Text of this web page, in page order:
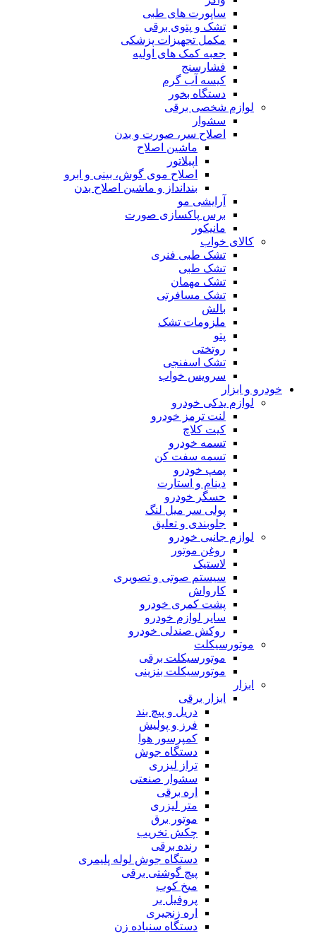
ساپورت های طبی
تشک و پتوی برقی
مکمل تجهیزات پزشکی
جعبه کمک های اولیه
فشارسنج
کیسه آب گرم
دستگاه بخور
لوازم شخصی برقی
سشوار
اصلاح سر، صورت و بدن
ماشین اصلاح
اپیلاتور
اصلاح موی گوش، بینی و ابرو
بندانداز و ماشین اصلاح بدن
آرایشی مو
برس پاکسازی صورت
مانیکور
کالای خواب
تشک طبی فنری
تشک طبی
تشک مهمان
تشک مسافرتی
بالش
ملزومات تشک
پتو
روتختی
تشک اسفنجی
سرویس خواب
خودرو و ابزار
لوازم یدکی خودرو
لنت ترمز خودرو
کیت کلاچ
تسمه خودرو
تسمه سفت کن
پمپ خودرو
دینام و استارت
حسگر خودرو
پولی سر میل لنگ
جلوبندی و تعلیق
لوازم جانبی خودرو
روغن موتور
لاستیک
سیستم صوتی و تصویری
کارواش
پشت کمری خودرو
سایر لوازم خودرو
روکش صندلی خودرو
موتورسیکلت
موتورسیکلت برقی
موتورسیکلت بنزینی
ابزار
ابزار برقی
دریل و پیچ بند
فرز و پولیش
کمپرسور هوا
دستگاه جوش
تراز لیزری
سشوار صنعتی
اره برقی
متر لیزری
موتور برق
چکش تخریب
رنده برقی
دستگاه جوش لوله پلیمری
پیچ گوشتی برقی
میخ کوب
پروفیل بر
اره زنجیری
دستگاه سنباده زن